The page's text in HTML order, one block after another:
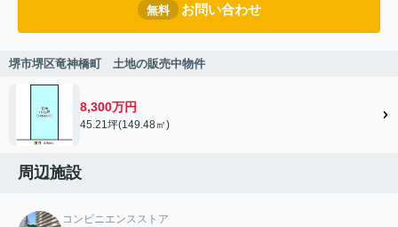
無料 お問い合わせ
堺市堺区竜神橋町 土地の販売中物件
8,300万円
45.21坪(149.48㎡)
周辺施設
コンビニエンスストア